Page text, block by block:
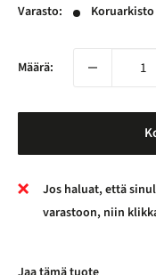
Varasto:
Määrä:
Jos haluat, että
varastoon, niin